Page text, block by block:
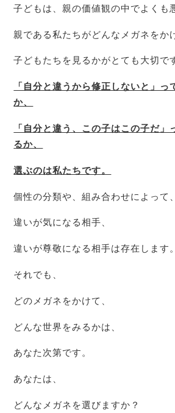
子どもは、親の価値観の中でよくも
親である私たちがどんなメガネをか
子どもたちを見るかがとても大切で
「自分と違うから修正しないと」っ
か、
「自分と違う、この子はこの子だ」
るか、
選ぶのは私たちです。
個性の分類や、組み合わせによって、
違いが気になる相手、
違いが尊敬になる相手は存在します。
それでも、
どのメガネをかけて、
どんな世界をみるかは、
あなた次第です。
あなたは、
どんなメガネを選びますか？